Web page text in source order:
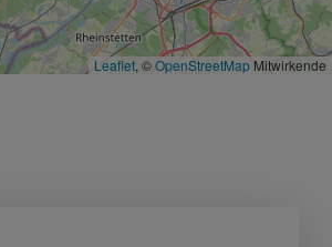
Leaflet, ©OpenStreetMap Mitwirkende